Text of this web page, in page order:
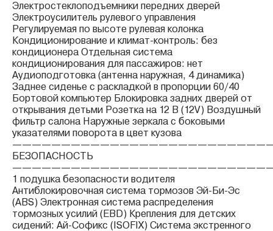
Электростеклоподъемники передних дверей
Электроусилитель рулевого управления
Регулируемая по высоте рулевая колонка
Кондиционирование и климат-контроль: без
кондиционера Отдельная система
кондиционирования для пассажиров: нет
Аудиоподготовка (антенна наружная, 4 динамика)
Заднее сиденье с раскладкой в пропорции 60/40
Бортовой компьютер Блокировка задних дверей от
открывания детьми Розетка на 12 В (12V) Воздушный
фильтр салона Наружные зеркала с боковыми
указателями поворота в цвет кузова
БЕЗОПАСНОСТЬ
1 подушка безопасности водителя
Антиблокировочная система тормозов Эй-Би-Эс
(ABS) Электронная система распределения
тормозных усилий (EBD) Крепления для детских
сидений: Ай-Софикс (ISOFIX) Система экстренного